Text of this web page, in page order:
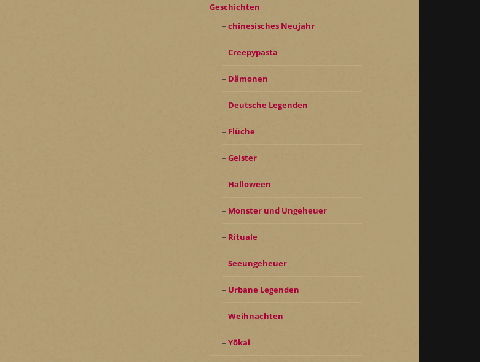
Geschichten
chinesisches Neujahr
Creepypasta
Dämonen
Deutsche Legenden
Flüche
Geister
Halloween
Monster und Ungeheuer
Rituale
Seeungeheuer
Urbane Legenden
Weihnachten
Yōkai